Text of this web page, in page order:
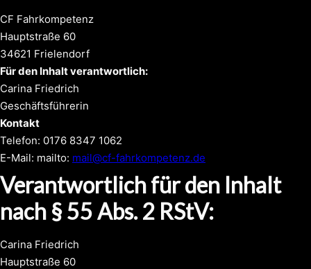
CF Fahrkompetenz
Hauptstraße 60
34621 Frielendorf
Für den Inhalt verantwortlich:
Carina Friedrich
Geschäftsführerin
Kontakt
Telefon: 0176 8347 1062
E-Mail: mailto: mail@cf-fahrkompetenz.de
Verantwortlich für den Inhalt
nach § 55 Abs. 2 RStV:
Carina Friedrich
Hauptstraße 60